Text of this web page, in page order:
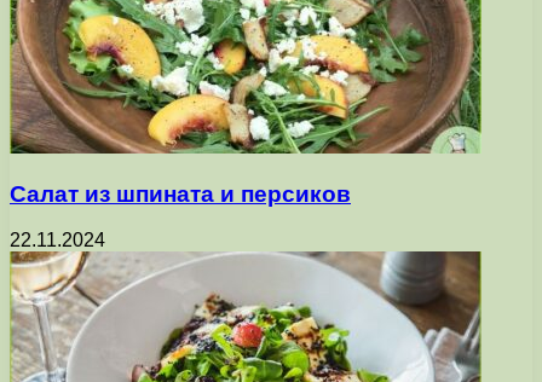
Салат из шпината и персиков
22.11.2024